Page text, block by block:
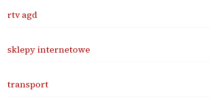
rtv agd
sklepy internetowe
transport